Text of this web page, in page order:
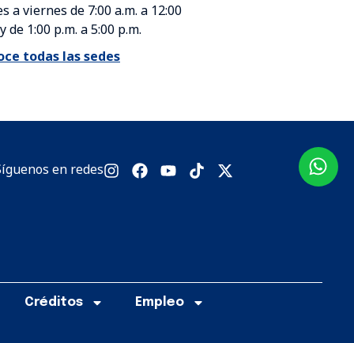
a viernes de 7:00 a.m. a 12:00
de 1:00 p.m. a 5:00 p.m.
todas las sedes
en redes
Créditos Empleo